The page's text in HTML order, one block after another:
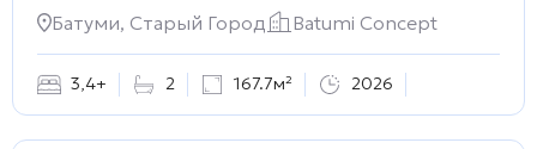
Батуми, Старый Город
Batumi Concept
3,4+ 2 167.7м² 2026